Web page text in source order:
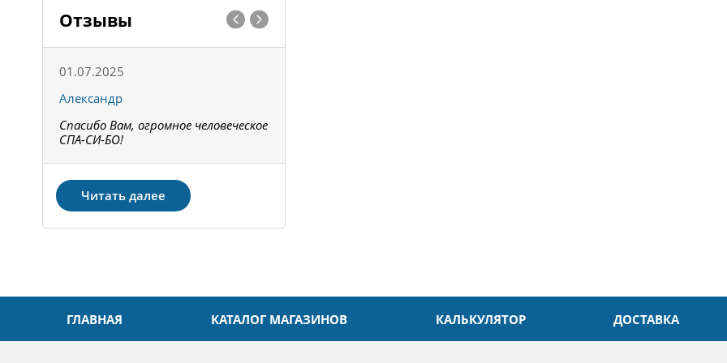
Отзывы
01.07.2025
Александр
Спасибо Вам, огромное человеческое
СПА-СИ-БО!
Читать далее
ГЛАВНАЯ КАТАЛОГ МАГАЗИНОВ КАЛЬКУЛЯТОР ДОСТАВКА